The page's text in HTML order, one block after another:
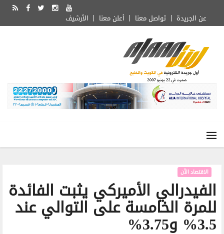
الأرشيف أعلن معنا تواصل معنا عن الجريدة
الفيدرالي الأميركي يثبت الفائدة
للمرة الخامسة على التوالي عند
3.5% و3.75%
الاقتصاد الآن